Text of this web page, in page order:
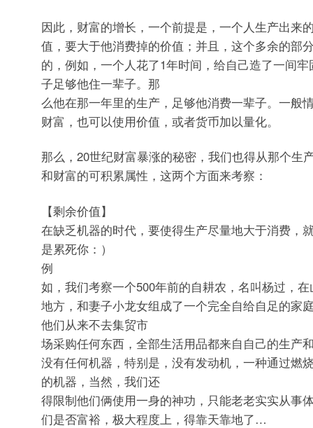
因此，财富的增长，一个前提是，一个人生产出来
值，要大于他消费掉的价值；并且，这个多余的部
的，例如，一个人花了1年时间，给自己造了一间
子足够他住一辈子。那
么他在那一年里的生产，足够他消费一辈子。一般
财富，也可以使用价值，或者货币加以量化。
那么，20世纪财富暴涨的秘密，我们也得从那个生
和财富的可积累属性，这两个方面来考察：
【剩余价值】
在缺乏机器的时代，要使得生产尽量地大于消费，
是累死你：）
例
如，我们考察一个500年前的自耕农，名叫杨过，
地方，和妻子小龙女组成了一个完全自给自足的家
他们从来不去集贸市
场采购任何东西，全部生活用品都来自自己的生产
没有任何机器，特别是，没有发动机，一种通过燃
的机器，当然，我们还
得限制他们俩使用一身的神功，只能老老实实从事
们是否富裕，极大程度上，得靠天靠地了…